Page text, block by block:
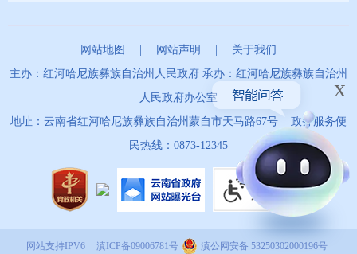
网站地图 网站声明
关于我们
主办：红河哈尼族彝族自治州人民政府 承办：红河哈尼族彝族自治州
人民政府办公室
地址：云南省红河哈尼族彝族自治州蒙自市天马路67号 政务服务便
民热线：0873-12345
x
网站支持IPV6 滇ICP备09006781号 滇公网安备 53250302000196号